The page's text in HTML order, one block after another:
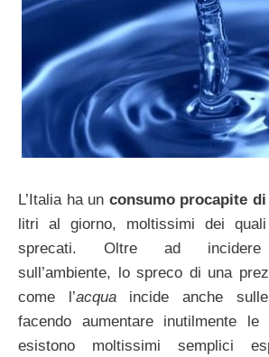
L’Italia ha un consumo procapite di
litri al giorno, moltissimi dei
sprecati. Oltre ad incidere
sull’ambiente, lo spreco di una
come l’acquaincide anche
facendo aumentare inutilmente le
esistono moltissimi semplici